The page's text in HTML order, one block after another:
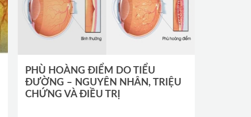
PHÙ HOÀNG ĐIỂM DO TIỂU
ĐƯỜNG – NGUYÊN NHÂN, TRIỆU
CHỨNG VÀ ĐIỀU TRỊ